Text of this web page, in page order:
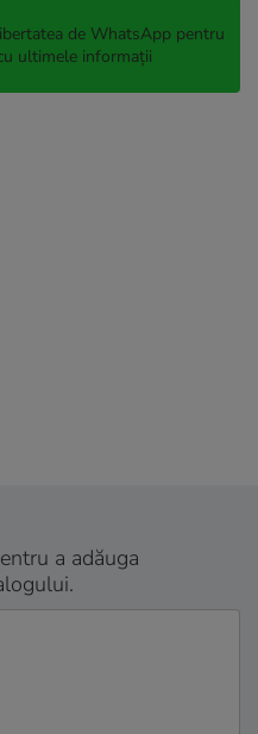
de WhatsApp pentru
ultimele informații
a adăuga